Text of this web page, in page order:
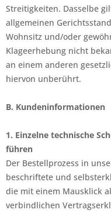
Streitigkeiten. Dasselbe
allgemeinen
Wohnsitz und/oder
Klageerhebung nicht
an einem anderen
hiervon unberührt.
B. Kundeninformationen
1. Einzelne technische
führen
Der Bestellprozess in
beschriftete und
die mit einem Mausklick
verbindlichen